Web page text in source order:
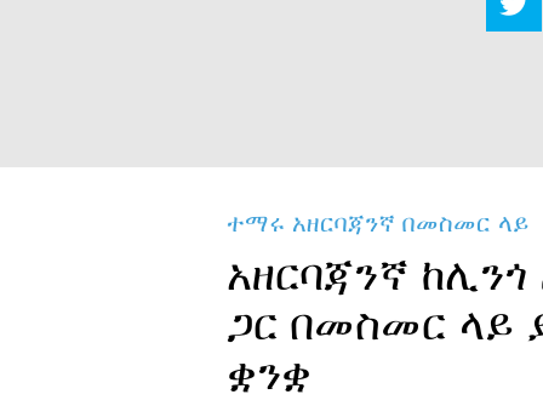
ተማሩ አዘርባጃንኛ በመስመር ላይ
አዘርባጃንኛ
ጋር በመስመር ላይ
ቋንቋ